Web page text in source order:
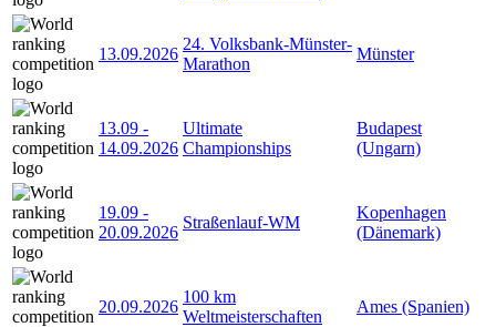
13.09.2026
24. Volksbank-Münster-
Marathon
Münster
13.09 -
14.09.2026
Ultimate
Championships
Budapest
(Ungarn)
19.09 -
20.09.2026
Straßenlauf-WM
Kopenhagen
(Dänemark)
20.09.2026
100 km
Weltmeisterschaften
Ames (Spanien)